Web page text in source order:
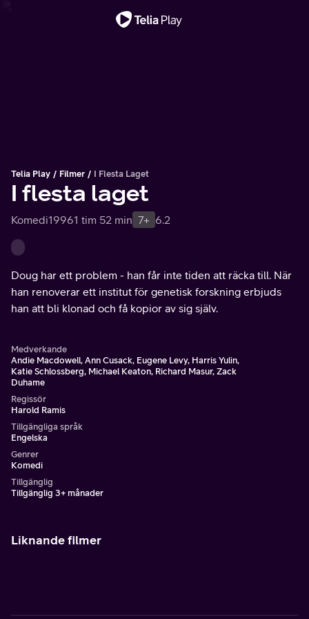
Telia Play Filmer I Flesta Laget
I flesta laget
Komedi19961 tim 52 min 7+ 6.2
Doug har ett problem - han får inte tiden att räcka till. När
han renoverar ett institut för genetisk forskning erbjuds
han att bli klonad och få kopior av sig själv.
Medverkande
Andie Macdowell, Ann Cusack, Eugene Levy, Harris Yulin,
Katie Schlossberg, Michael Keaton, Richard Masur, Zack
Duhame
Regissör
Harold Ramis
Tillgängliga språk
Engelska
Genrer
Komedi
Tillgänglig
Tillgänglig 3+ månader
Liknande filmer